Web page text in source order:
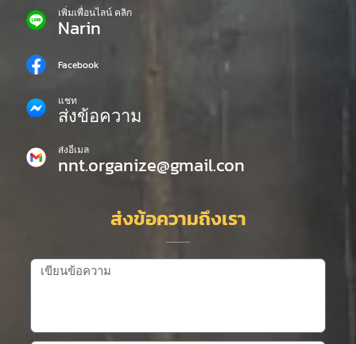
เพิ่มเพื่อนไลน์ คลิก
Narin
Facebook
แชท
ส่งข้อความ
ส่งอีเมล
nnt.organize@gmail.con
ส่งข้อความถึงเรา